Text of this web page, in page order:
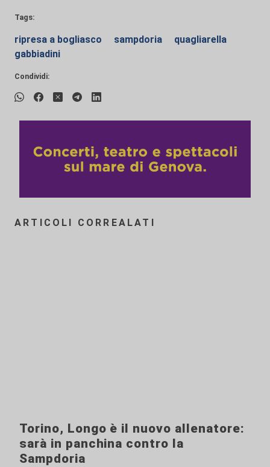
Tags:
ripresa a bogliasco sampdoria
quagliarella
gabbiadini
Condividi:
ARTICOLI CORREALATI
Torino, Longo è il nuovo allenatore:
sarà in panchina contro la
Sampdoria